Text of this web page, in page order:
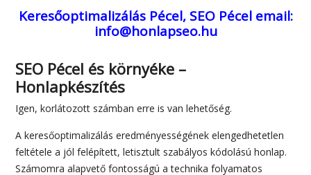
Keresőoptimalizálás Pécel, SEO Pécel email:
info@honlapseo.hu
SEO Pécel és környéke –
Honlapkészítés
Igen, korlátozott számban erre is van lehetőség.
A keresőoptimalizálás eredményességének elengedhetetlen
feltétele a jól felépített, letisztult szabályos kódolású honlap.
Számomra alapvető fontosságú a technika folyamatos